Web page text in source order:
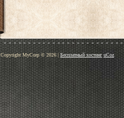
Copyright MyCorp © 2026| Бесплатный хостинг uCoz